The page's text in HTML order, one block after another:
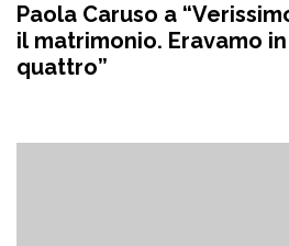
Paola Caruso a
il matrimonio. Eravamo
quattro”